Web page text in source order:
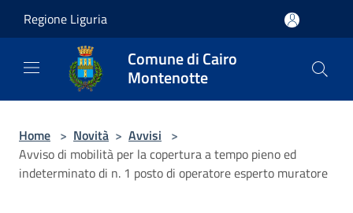
Regione Liguria
Comune di Cairo
Montenotte
Home > Novità > Avvisi >
Avviso di mobilità per la copertura a tempo pieno ed
indeterminato di n. 1 posto di operatore esperto muratore